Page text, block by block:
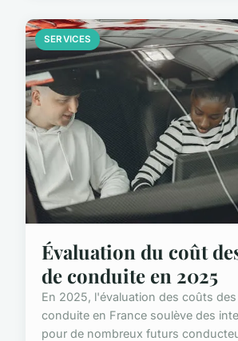
SERVICES
Évaluation du coût
de conduite en 2025
En 2025, l'évaluation des coûts
conduite en France soulève des
pour de nombreux futurs